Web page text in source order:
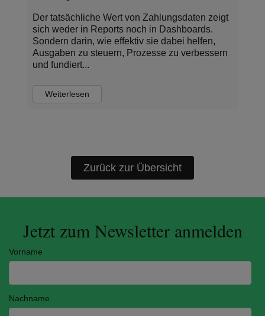
Der tatsächliche Wert von Zahlungsdaten zeigt
sich weder in Reports noch in Dashboards.
Sondern darin, wie effektiv sie dabei helfen,
Ausgaben zu steuern, Prozesse zu verbessern
und fundiert...
Weiterlesen
Zurück zur Übersicht
Jetzt zum Newsletter anmelden
Vorname
Nachname